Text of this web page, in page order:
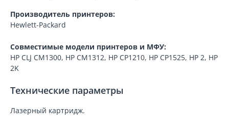
Производитель принтеров:
Hewlett-Packard
Совместимые модели принтеров и МФУ:
HP CLJ CM1300, HP CM1312, HP CP1210, HP CP1525, HP 2, HP
2K
Технические параметры
Лазерный картридж.